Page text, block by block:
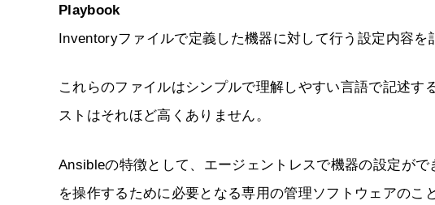
Playbook
Inventoryファイルで定義した機器に対して行う設定内容を
これらのファイルはシンプルで理解しやすい言語で記述す
ストはそれほど高くありません。
Ansibleの特徴として、エージェントレスで機器の設定が
を操作するために必要となる専用の管理ソフトウェアのこ